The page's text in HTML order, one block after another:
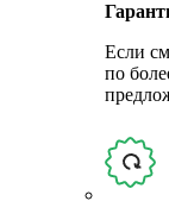
Если
по